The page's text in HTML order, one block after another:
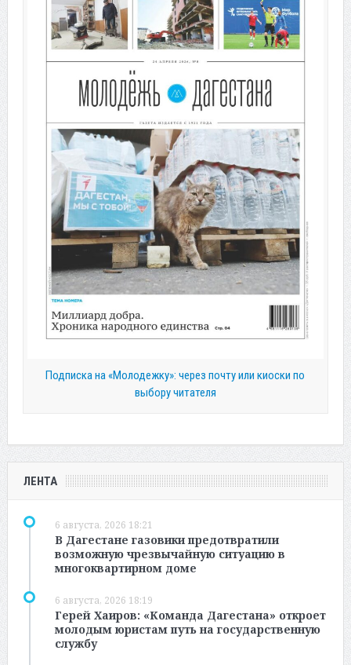
Подписка на «Молодежку»: через почту или киоски по
выбору читателя
ЛЕНТА
6 августа, 2026 18:21
В Дагестане газовики предотвратили
возможную чрезвычайную ситуацию в
многоквартирном доме
6 августа, 2026 18:19
Герей Хаиров: «Команда Дагестана» откроет
молодым юристам путь на государственную
службу